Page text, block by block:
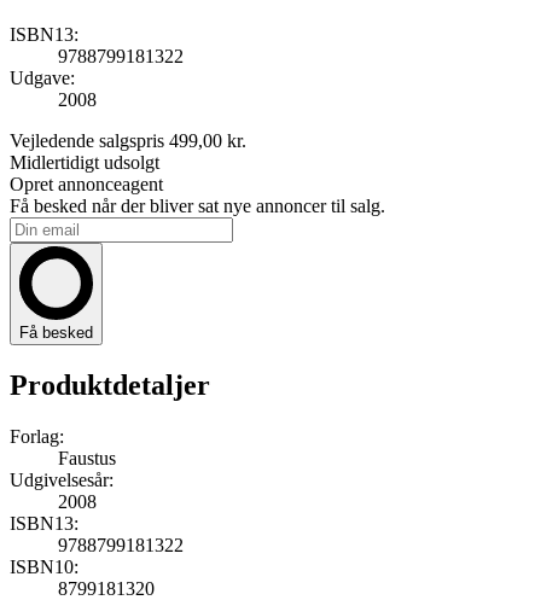
ISBN13:
9788799181322
Udgave:
2008
Vejledende salgspris 499,00 kr.
Midlertidigt udsolgt
Opret annonceagent
Få besked når der bliver sat nye annoncer til salg.
Få besked
Produktdetaljer
Forlag:
Faustus
Udgivelsesår:
2008
ISBN13:
9788799181322
ISBN10:
8799181320